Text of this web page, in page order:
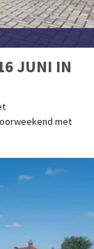
JUNI IN
met